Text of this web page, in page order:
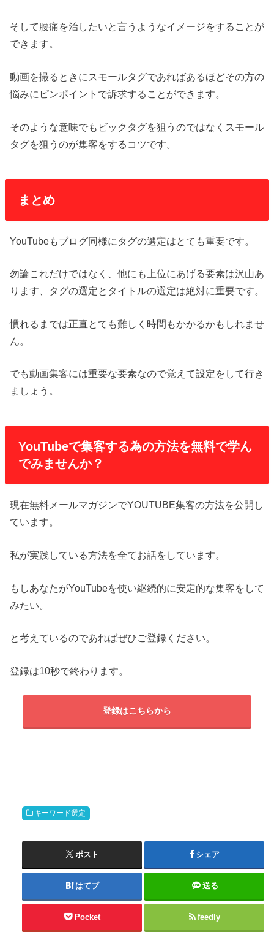
そして腰痛を治したいと言うようなイメージをすることが
できます。
動画を撮るときにスモールタグであればあるほどその方の
悩みにピンポイントで訴求することができます。
そのような意味でもビックタグを狙うのではなくスモール
タグを狙うのが集客をするコツです。
まとめ
YouTubeもブログ同様にタグの選定はとても重要です。
勿論これだけではなく、他にも上位にあげる要素は沢山あ
ります、タグの選定とタイトルの選定は絶対に重要です。
慣れるまでは正直とても難しく時間もかかるかもしれませ
ん。
でも動画集客には重要な要素なので覚えて設定をして行き
ましょう。
YouTubeで集客する為の方法を無料で学ん
でみませんか？
現在無料メールマガジンでYOUTUBE集客の方法を公開し
ています。
私が実践している方法を全てお話をしています。
もしあなたがYouTubeを使い継続的に安定的な集客をして
みたい。
と考えているのであればぜひご登録ください。
登録は10秒で終わります。
登録はこちらから
キーワード選定
ポスト シェア
はてブ 送る
Pocket feedly